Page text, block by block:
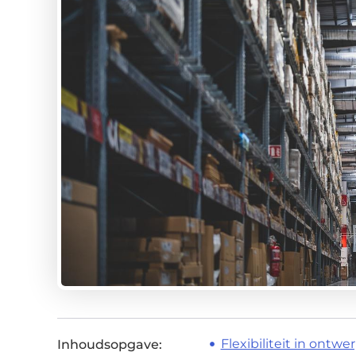
Inhoudsopgave: Flexibiliteit in